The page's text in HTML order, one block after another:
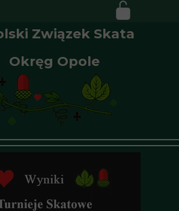
Związek Skata
Okręg Opole